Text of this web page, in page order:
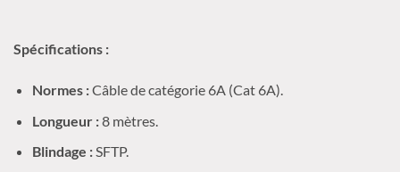
Spécifications :
Normes :Câble de catégorie 6A (Cat 6A).
Longueur :8 mètres.
Blindage :SFTP.